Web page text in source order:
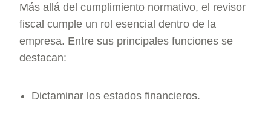
Más allá del cumplimiento normativo, el revisor
fiscal cumple un rol esencial dentro de la
empresa. Entre sus principales funciones se
destacan:
Dictaminar los estados financieros.